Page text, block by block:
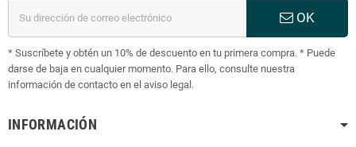
OK
* Suscríbete y obtén un 10% de descuento en tu primera compra. * Puede
darse de baja en cualquier momento. Para ello, consulte nuestra
información de contacto en el aviso legal.
INFORMACIÓN